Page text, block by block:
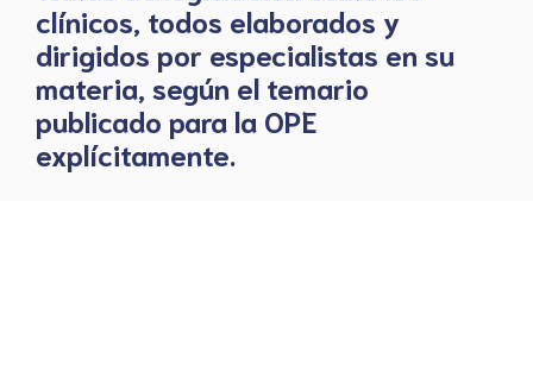
clínicos, todos elaborados y
dirigidos por especialistas en su
materia, según el temario
publicado para la OPE
explícitamente.